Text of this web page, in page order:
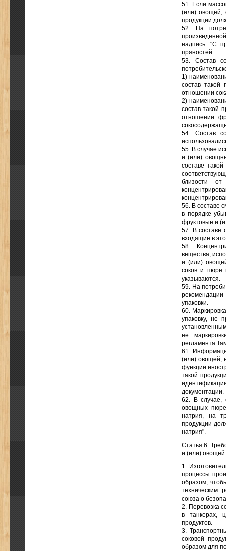
51. Если
(или) овощей,
продукции
52. На
надпись: "С
пряностей.
53. Состав
1)
состав
отношении
2)
состав такой
отношении
54. Состав
55. В случае
и (или)
составе
близости
56. В составе
в порядке
фруктовые и
57. В составе
входящие в
58.
вещества,
и (или)
соков и пюре
указываются.
59. На
рекомендации
упаковки.
60.
упаковку, не
ее
регламента
61.
(или) овощей,
функции
такой
документации.
62. В случае,
овощных пюре
натрия, на
продукции
натрия".
Статья 6.
и (или) овощей
1.
процессы
образом,
техническим
союза о
2. Перевозка
в танкерах,
продуктов.
3.
соковой
образом для